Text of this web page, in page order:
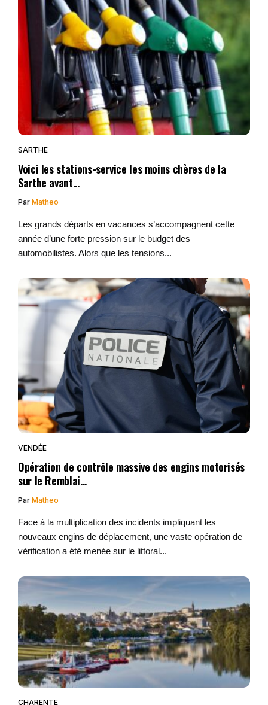
SARTHE
Voici les stations-service les moins chères de la
Sarthe avant...
Par Matheo
Les grands départs en vacances s’accompagnent cette
année d’une forte pression sur le budget des
automobilistes. Alors que les tensions...
VENDÉE
Opération de contrôle massive des engins motorisés
sur le Remblai...
Par Matheo
Face à la multiplication des incidents impliquant les
nouveaux engins de déplacement, une vaste opération de
vérification a été menée sur le littoral...
CHARENTE